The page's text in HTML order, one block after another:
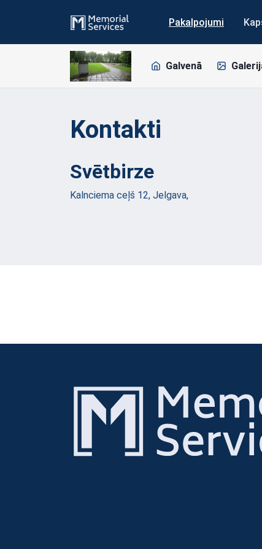
Pakalpojumi
Galvenā
Kontakti
Svētbirze
Kalnciema ceļš 12, Jelgava,